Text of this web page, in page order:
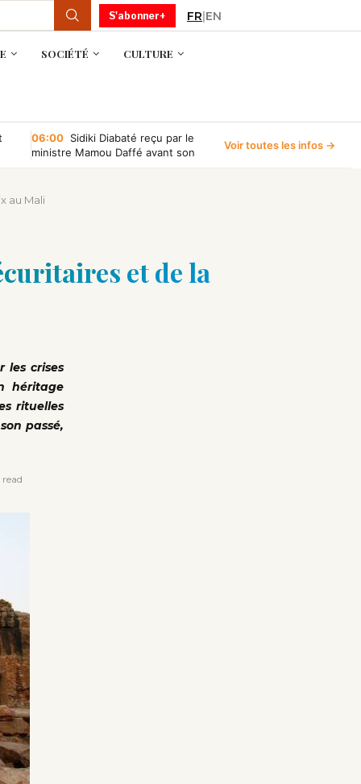
S'abonner+ FR|EN
SOCIÉTÉ CULTURE
06:00 Sidiki Diabaté reçu par le
ministre Mamou Daffé avant son
Voir toutes les infos →
au Mali
et de la
les crises
héritage
rituelles
passé,